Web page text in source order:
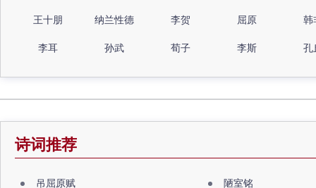
王十朋 纳兰性德 李贺 屈原 韩
李耳 孙武 荀子 李斯 孔
诗词推荐
吊屈原赋 陋室铭